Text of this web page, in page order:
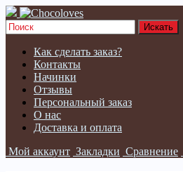
Как сделать заказ?
Контакты
Начинки
Отзывы
Персональный заказ
О нас
Доставка и оплата
Мой аккаунт Закладки Сравнение